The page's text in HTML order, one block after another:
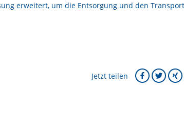
erweitert, um die Entsorgung und den
Jetzt teilen